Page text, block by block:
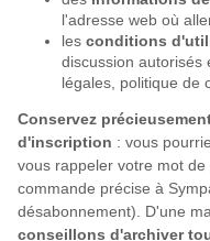
l'adresse web où
les conditions
discussion autorisés
légales, politique de
Conservez
d'inscription : vous
vous rappeler votre mot
commande précise à
désabonnement). D'une
conseillons d'archiver